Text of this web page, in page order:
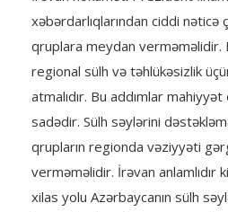
xəbərdarlıqlarından ciddi nəticə
qruplara meydan verməməlidir.
regional sülh və təhlükəsizlik
atmalıdır. Bu addımlar
sadədir. Sülh səylərini
qrupların regionda vəziyyəti
verməməlidir. İrəvan anlamlıdır
xilas yolu Azərbaycanın sülh